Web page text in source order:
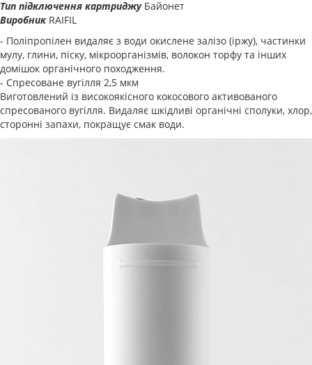
Тип підключення картриджуБайонет
Виробник RAIFIL
- Поліпропілен видаляє з води окислене залізо (іржу), частинки
мулу, глини, піску, мікроорганізмів, волокон торфу та інших
домішок органічного походження.
- Спресоване вугілля 2,5 мкм
Виготовлений із високоякісного кокосового активованого
спресованого вугілля. Видаляє шкідливі органічні сполуки, хлор,
сторонні запахи, покращує смак води.